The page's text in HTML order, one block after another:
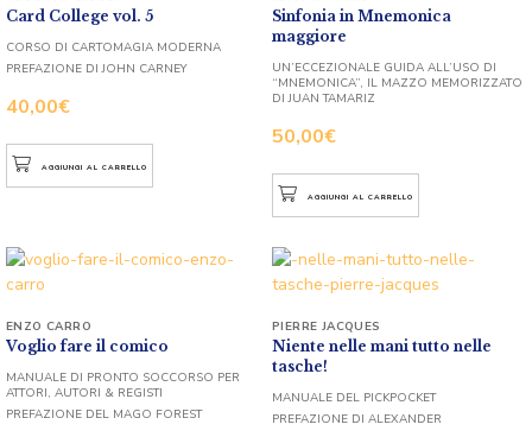
Card College vol. 5
40,00€
CORSO DI CARTOMAGIA MODERNA
PREFAZIONE DI JOHN CARNEY
AGGIUNGI AL CARRELLO
Sinfonia in Mnemonica
maggiore
50,00€
UN’ECCEZIONALE GUIDA ALL’USO DI
“MNEMONICA”, IL MAZZO MEMORIZZATO
DI JUAN TAMARIZ
AGGIUNGI AL CARRELLO
Voglio fare il comico
ENZO CARRO
MANUALE DI PRONTO SOCCORSO PER
ATTORI, AUTORI & REGISTI
PREFAZIONE DEL MAGO FOREST
Niente nelle mani tutto nelle
tasche!
PIERRE JACQUES
MANUALE DEL PICKPOCKET
PREFAZIONE DI ALEXANDER